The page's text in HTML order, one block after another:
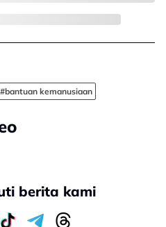
#bantuan kemanusiaan
berita kami